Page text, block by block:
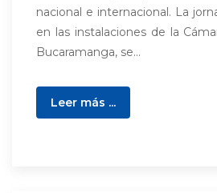
nacional e internacional. La
en las instalaciones de la
Bucaramanga, se...
Leer más ...